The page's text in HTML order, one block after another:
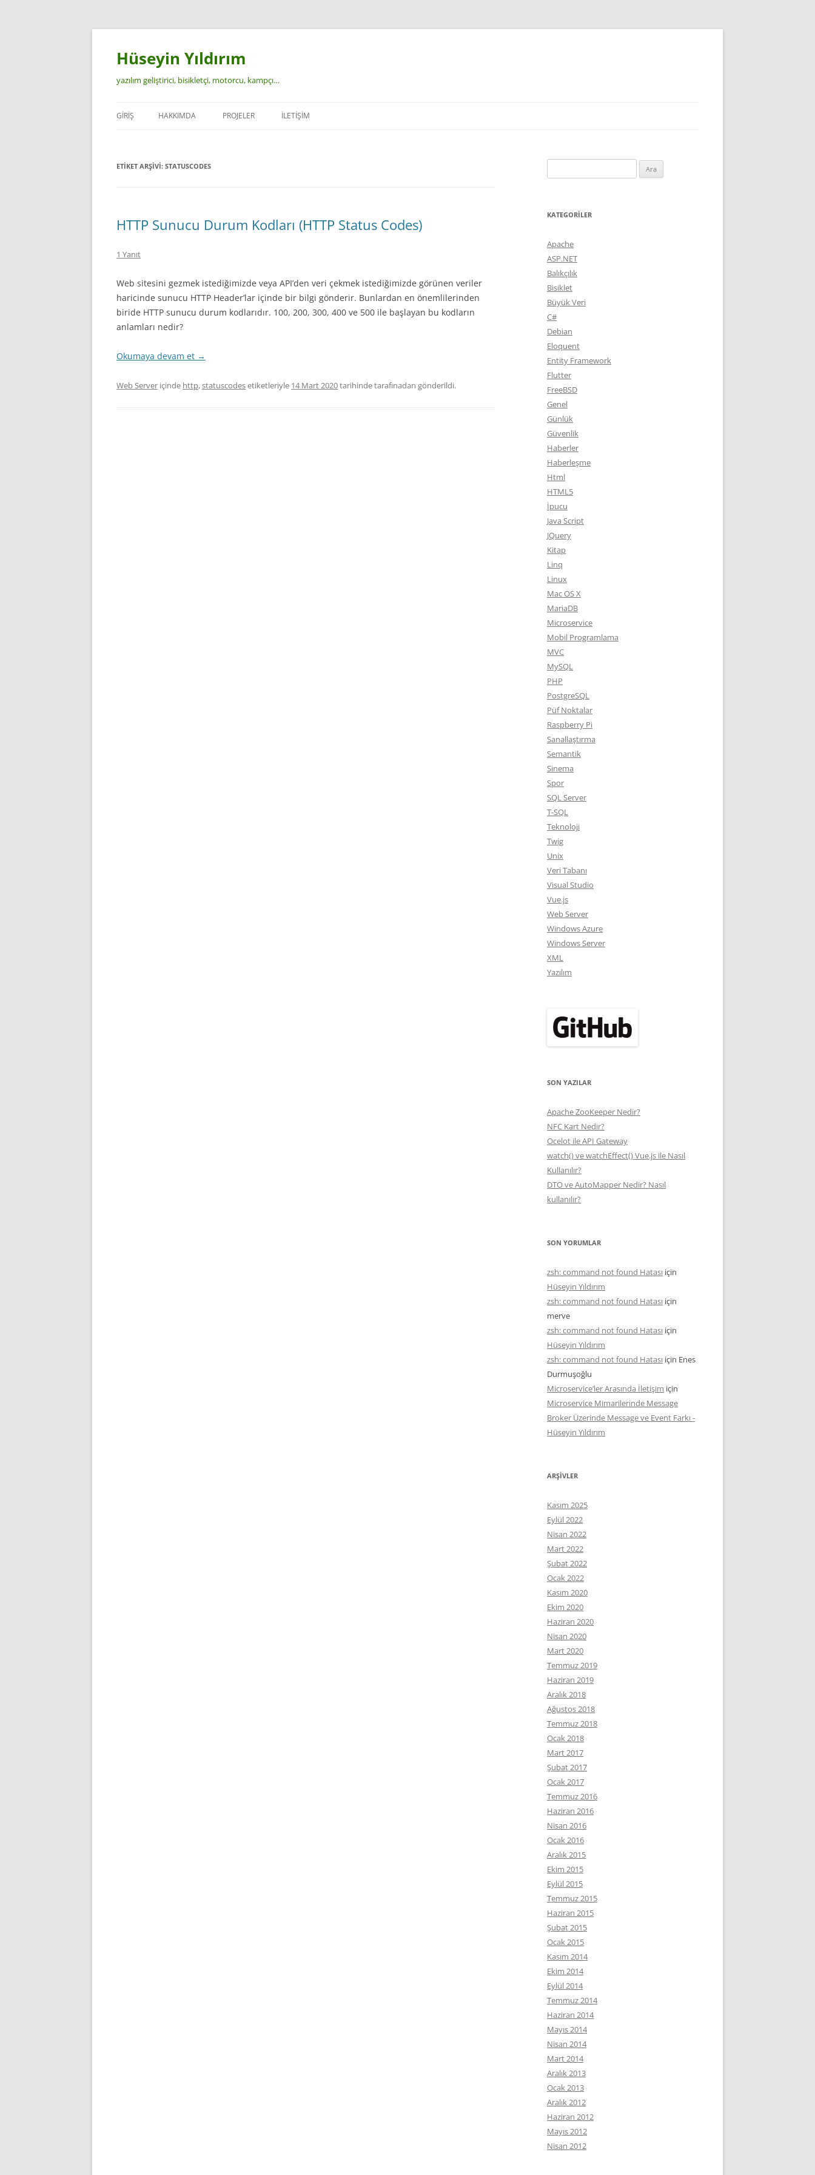
İçeriğe
Hüseyin Yıldırım
yazılım geliştirici, bisikletçi, motorcu, kampçı…
GIRIŞ HAKKIMDA PROJELER İLETIŞIM
ETIKET ARŞIVI: STATUSCODES
HTTP Sunucu Durum Kodları (HTTP Status Codes)
1 Yanıt
Web sitesini gezmek istediğimizde veya API’den veri çekmek istediğimizde görünen veriler
haricinde sunucu HTTP Header’lar içinde bir bilgi gönderir. Bunlardan en önemlilerinden
biride HTTP sunucu durum kodlarıdır. 100, 200, 300, 400 ve 500 ile başlayan bu kodların
anlamları nedir?
Okumaya devam et →
Web Server içinde http,statuscodesetiketleriyle 14 Mart 2020tarihindetarafınadan gönderildi.
KATEGORILER
Apache
ASP.NET
Balıkçılık
Bisiklet
Büyük Veri
C#
Debian
Eloquent
Entity Framework
Flutter
FreeBSD
Genel
Günlük
Güvenlik
Haberler
Haberleşme
Html
HTML5
İpucu
Java Script
JQuery
Kitap
Linq
Linux
Mac OS X
MariaDB
Microservice
Mobil Programlama
MVC
MySQL
PHP
PostgreSQL
Püf Noktalar
Raspberry Pi
Sanallaştırma
Semantik
Sinema
Spor
SQL Server
T-SQL
Teknoloji
Twig
Unix
Veri Tabanı
Visual Studio
Vue.js
Web Server
Windows Azure
Windows Server
XML
Yazılım
SON YAZILAR
Apache ZooKeeper Nedir?
NFC Kart Nedir?
Ocelot ile API Gateway
watch() ve watchEffect() Vue.js ile Nasıl
Kullanılır?
DTO ve AutoMapper Nedir? Nasıl
kullanılır?
SON YORUMLAR
zsh: command not found Hatası için
Hüseyin Yıldırım
zsh: command not found Hatası için
merve
zsh: command not found Hatası için
Hüseyin Yıldırım
zsh: command not found Hatası için Enes
Durmuşoğlu
Microservice’ler Arasında İletişim için
Microservice Mimarilerinde Message
Broker Üzerinde Message ve Event Farkı -
Hüseyin Yıldırım
ARŞIVLER
Kasım 2025
Eylül 2022
Nisan 2022
Mart 2022
Şubat 2022
Ocak 2022
Kasım 2020
Ekim 2020
Haziran 2020
Nisan 2020
Mart 2020
Temmuz 2019
Haziran 2019
Aralık 2018
Ağustos 2018
Temmuz 2018
Ocak 2018
Mart 2017
Şubat 2017
Ocak 2017
Temmuz 2016
Haziran 2016
Nisan 2016
Ocak 2016
Aralık 2015
Ekim 2015
Eylül 2015
Temmuz 2015
Haziran 2015
Şubat 2015
Ocak 2015
Kasım 2014
Ekim 2014
Eylül 2014
Temmuz 2014
Haziran 2014
Mayıs 2014
Nisan 2014
Mart 2014
Aralık 2013
Ocak 2013
Aralık 2012
Haziran 2012
Mayıs 2012
Nisan 2012